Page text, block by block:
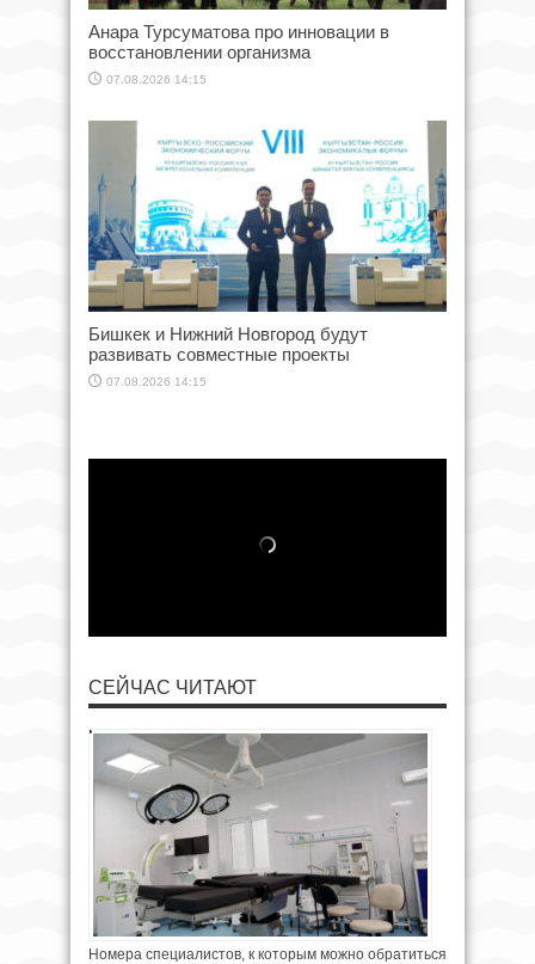
Анара Турсуматова про инновации в
восстановлении организма
07.08.2026 14:15
Бишкек и Нижний Новгород будут
развивать совместные проекты
07.08.2026 14:15
СЕЙЧАС ЧИТАЮТ
Номера специалистов, к которым можно обратиться